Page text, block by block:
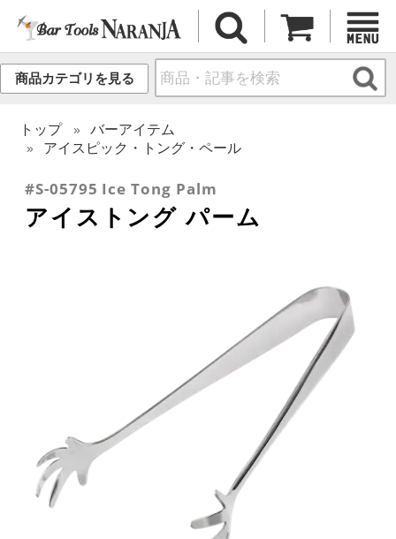
商品カテゴリを見る
トップ
バーアイテム
アイスピック・トング・ペール
#S-05795 Ice Tong Palm
アイストング パーム